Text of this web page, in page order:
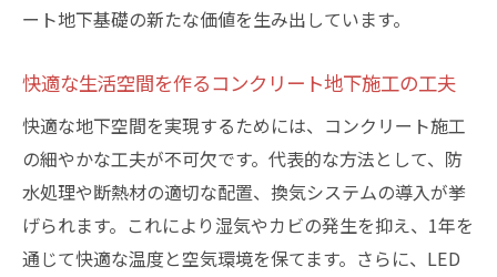
ート地下基礎の新たな価値を生み出しています。
快適な生活空間を作るコンクリート地下施工の工夫
快適な地下空間を実現するためには、コンクリート施工
の細やかな工夫が不可欠です。代表的な方法として、防
水処理や断熱材の適切な配置、換気システムの導入が挙
げられます。これにより湿気やカビの発生を抑え、1年を
通じて快適な温度と空気環境を保てます。さらに、LED